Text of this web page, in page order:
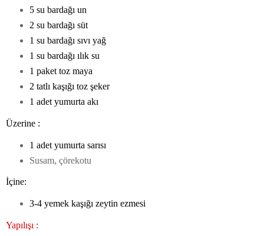
5 su bardağı un
2 su bardağı süt
1 su bardağı sıvı yağ
1 su bardağı ılık su
1 paket toz maya
2 tatlı kaşığı toz şeker
1 adet yumurta akı
Üzerine :
1 adet yumurta sarısı
Susam, çörekotu
İçine:
3-4 yemek kaşığı zeytin ezmesi
Yapılışı :